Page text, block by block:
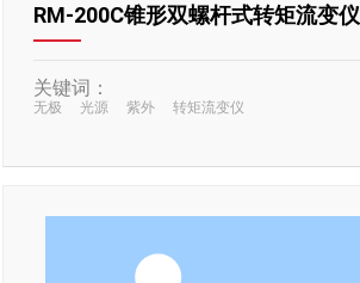
RM-200C锥形双螺杆式转矩流变仪
关键词：
无极 光源 紫外 转矩流变仪